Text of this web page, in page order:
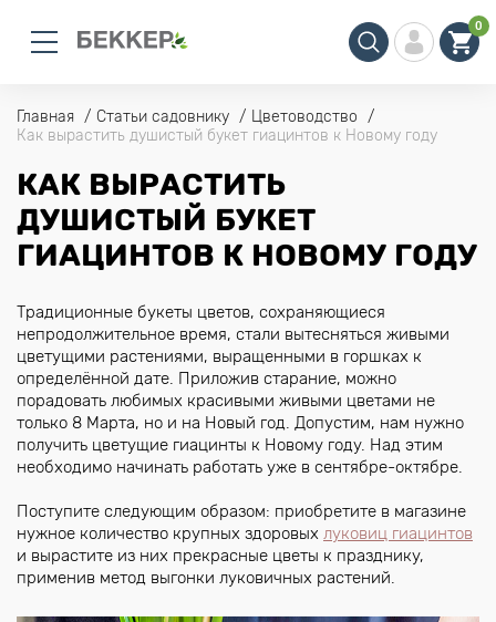
0
Главная Статьи садовнику
Цветоводство
Как вырастить душистый букет гиацинтов к Новому году
КАК ВЫРАСТИТЬ
ДУШИСТЫЙ БУКЕТ
ГИАЦИНТОВ К НОВОМУ ГОДУ
Традиционные букеты цветов, сохраняющиеся
непродолжительное время, стали вытесняться живыми
цветущими растениями, выращенными в горшках к
определённой дате. Приложив старание, можно
порадовать любимых красивыми живыми цветами не
только 8 Марта, но и на Новый год. Допустим, нам нужно
получить цветущие гиацинты к Новому году. Над этим
необходимо начинать работать уже в сентябре-октябре.
Поступите следующим образом: приобретите в магазине
нужное количество крупных здоровых луковиц гиацинтов
и вырастите из них прекрасные цветы к празднику,
применив метод выгонки луковичных растений.